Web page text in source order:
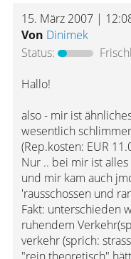
15. März 2007 |
Von Dinimek
Status:
Hallo!
also - mir ist
wesentlich
(Rep.kosten: EUR
Nur .. bei mir ist
und mir kam auch
'rausschossen und
Fakt: unterschieden
ruhendem
verkehr (sprich: